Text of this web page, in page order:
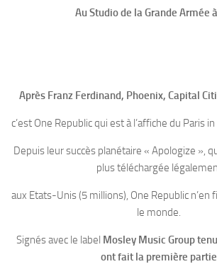
Au Studio de la Grande Armée
Après Franz Ferdinand, Phoenix, Capital
c’est One Republic qui est à l’affiche du Paris
Depuis leur succès planétaire « Apologize »,
plus téléchargée
aux Etats-Unis (5 millions), One Republic n’en
le monde.
Signés avec le label Mosley Music Group
ont fait la première partie